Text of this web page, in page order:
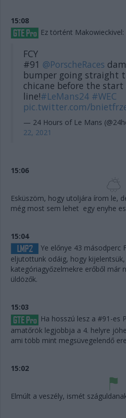
15:08
Ez történt Makowieckivel:
FCY
#91 @PorscheRaces
bumper going straight
chicane before the start
line!#LeMans24 #WEC
pic.twitter.com/
— 24 Hours of Le Mans
22, 2021
15:06
Esküszöm, hogy utoljára írom le,
még most sem lehet egy enyhe
15:04
Ye előnye 43 másodperc
eljutottunk odáig, hogy
kategóriagyőzelmekre erőből már
üldözők.
15:03
Ha hosszú lesz a #91-es
amatőrök legjobbja a 4. helyre
ami több mint megsüvegelendő
15:02
Elmúlt a veszély, ismét